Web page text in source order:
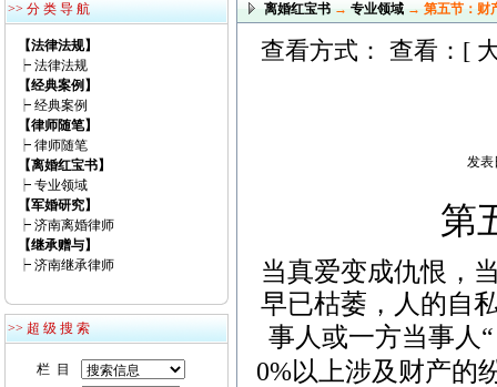
>> 分 类 导 航
【法律法规】
┝ 法律法规
【经典案例】
┝ 经典案例
【律师随笔】
┝ 律师随笔
【离婚红宝书】
┝ 专业领域
【军婚研究】
┝ 济南离婚律师
【继承赠与】
┝ 济南继承律师
>> 超 级 搜 索
栏 目
离婚红宝书→ 专业领域→ 第五节：财
查看方式： 查看：[
发表
第
当真爱变成仇恨，
早已枯萎，人的自
事人或一方当事人
0%以上涉及财产的